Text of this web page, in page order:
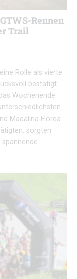
Rennen
Trail
Rolle als vierte
bestätigt.
Wochenende
Madalina Florea
sorgten